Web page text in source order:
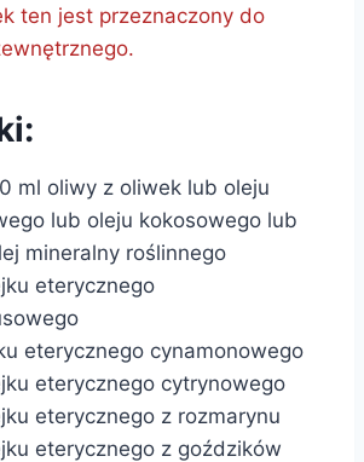
ten jest przeznaczony do
ml oliwy z oliwek lub oleju
lub oleju kokosowego lub
mineralny roślinnego
eterycznego
eterycznego cynamonowego
eterycznego cytrynowego
eterycznego z rozmarynu
eterycznego z goździków